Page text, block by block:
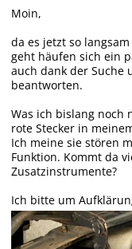
Moin,
da es jetzt so
geht häufen sich ein
auch dank der Suche
beantworten.
Was ich bislang noch
rote Stecker in
Ich meine sie stören
Funktion. Kommt da
Zusatzinstrumente?
Ich bitte um